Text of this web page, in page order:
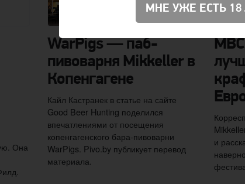
Она
WarPigs — паб-
пивоварня Mikkeller в
Копенгагене
Кайл Кастранек в статье на сайте
Good Beer Hunting поделился
впечатлениями от посещения
копенгагенского бара-пивоварни
WarPigs. Pivo.by публикует перевод
материала.
и
МНЕ УЖЕ ЕСТЬ 18